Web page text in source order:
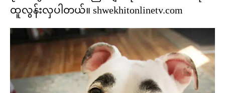
ထူလွန်းလှပါတယ်။ shwekhitonlinetv.com